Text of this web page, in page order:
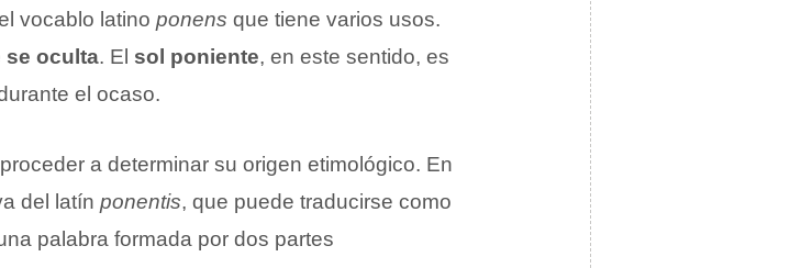
vocablo latino ponens que tiene varios usos.
se oculta. El sol poniente, en este sentido, es
el ocaso.
a determinar su origen etimológico. En
del latín ponentis, que puede traducirse como
palabra formada por dos partes